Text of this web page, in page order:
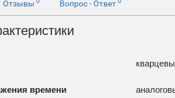
Отзывы Вопрос - Ответ
времени